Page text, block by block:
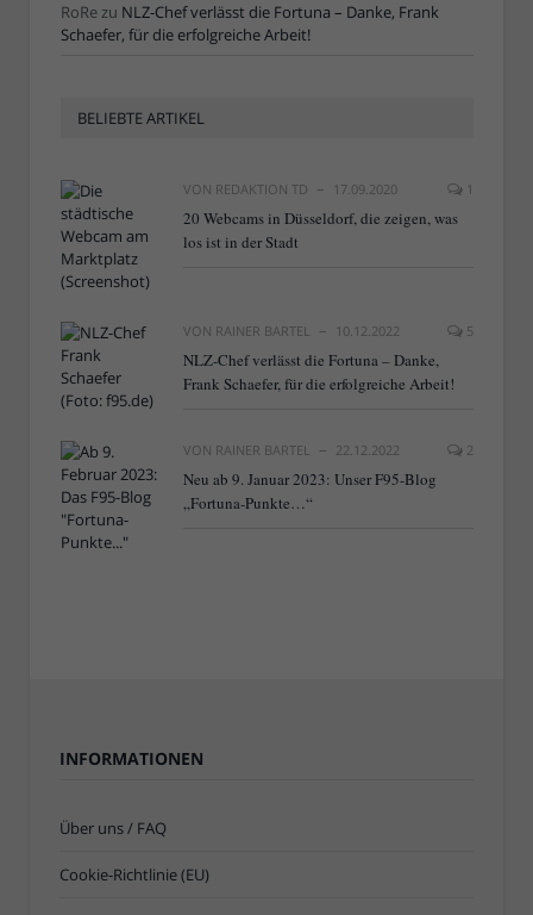
RoRezu NLZ-Chef verlässt die Fortuna – Danke, Frank
Schaefer, für die erfolgreiche Arbeit!
BELIEBTE ARTIKEL
VON REDAKTION TD 17.09.2020 1
20 Webcams in Düsseldorf, die zeigen, was
los ist in der Stadt
VON RAINER BARTEL 10.12.2022 5
NLZ-Chef verlässt die Fortuna – Danke,
Frank Schaefer, für die erfolgreiche Arbeit!
VON RAINER BARTEL 22.12.2022 2
Neu ab 9. Januar 2023: Unser F95-Blog
„Fortuna-Punkte…“
INFORMATIONEN
Über uns / FAQ
Cookie-Richtlinie (EU)